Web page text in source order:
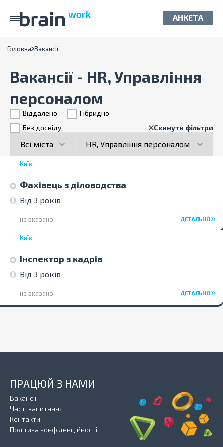
АНКЕТА
Головна Вакансії
Вакансії - HR, Управління
персоналом
Віддалено
Гiбридно
Без досвіду
Скинути фільтри
Київ
Фахівець з діловодства
Від 3 років
не вказано ДЕТАЛЬНО
Київ
Інспектор з кадрів
Від 3 років
не вказано ДЕТАЛЬНО
ПРАЦЮЙ З НАМИ
Вакансії
Часті запитання
Контакти
Політика конфіденційності